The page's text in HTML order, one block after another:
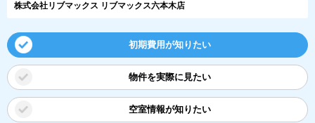
株式会社リブマックス リブマックス六本木店
初期費用が知りたい
物件を実際に見たい
空室情報が知りたい